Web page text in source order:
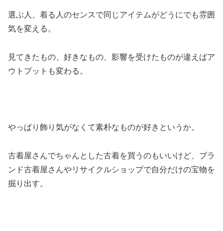
選ぶ人、着る人のセンスで同じアイテムがどうにでも雰囲
気を変える。
見てきたもの、好きなもの、影響を受けたものが違えばア
ウトプットも変わる。
やっぱり飾り気がなくて素朴なものが好きというか。
古着屋さんでちゃんとした古着を買うのもいいけど、ブラ
ンド古着屋さんやリサイクルショップで自分だけの宝物を
掘り出す。